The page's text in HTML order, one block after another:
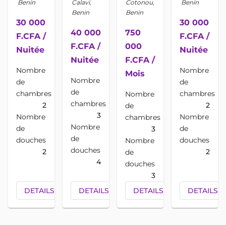
Benin
30 000
F.CFA /
Nuitée
Nombre
de
chambres
2
Nombre
de
douches
2
Vérifié(e)
DETAILS CONTACTEZ
Calavi,
Benin
40 000
F.CFA /
Nuitée
Nombre
de
chambres
3
Nombre
de
douches
4
DETAILS CONTACTEZ
Cotonou,
Benin
750
000
F.CFA /
Mois
Nombre
de
chambres
3
Nombre
de
douches
3
DETAILS
CONTACTEZ
Benin
30 000
F.CFA /
Nuitée
Nombre
de
chambres
2
Nombre
de
douches
2
DETAILS